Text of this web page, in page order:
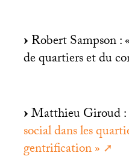
Robert Sampson : «
de quartiers et du
Matthieu Giroud :
social dans les
gentrification»